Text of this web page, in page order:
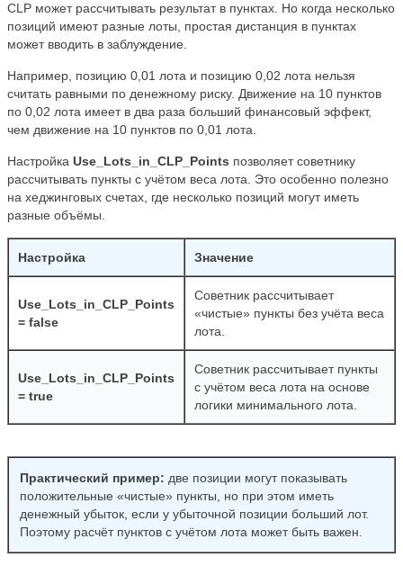
CLP может рассчитывать результат в пунктах. Но когда несколько
позиций имеют разные лоты, простая дистанция в пунктах
может вводить в заблуждение.
Например, позицию 0,01 лота и позицию 0,02 лота нельзя
считать равными по денежному риску. Движение на 10 пунктов
по 0,02 лота имеет в два раза больший финансовый эффект,
чем движение на 10 пунктов по 0,01 лота.
Настройка Use_Lots_in_CLP_Points позволяет советнику
рассчитывать пункты с учётом веса лота. Это особенно полезно
на хеджинговых счетах, где несколько позиций могут иметь
разные объёмы.
Настройка Значение
Use_Lots_in_CLP_Points
= false
Советник рассчитывает
«чистые» пункты без учёта веса
лота.
Use_Lots_in_CLP_Points
= true
Советник рассчитывает пункты
с учётом веса лота на основе
логики минимального лота.
Практический пример: две позиции могут показывать
положительные «чистые» пункты, но при этом иметь
денежный убыток, если у убыточной позиции больший лот.
Поэтому расчёт пунктов с учётом лота может быть важен.